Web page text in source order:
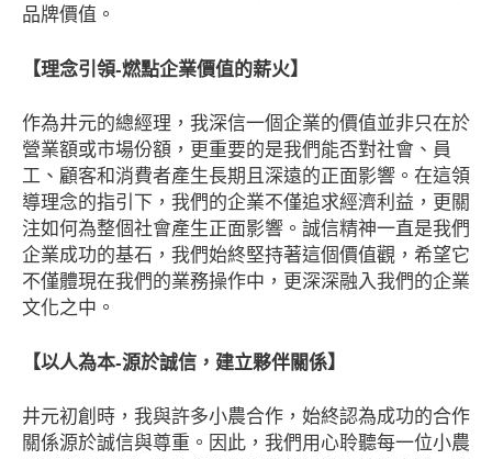
品牌價值。
【理念引領-燃點企業價值的薪火】
作為井元的總經理，我深信一個企業的價值並非只在於
營業額或市場份額，更重要的是我們能否對社會、員
工、顧客和消費者產生長期且深遠的正面影響。在這領
導理念的指引下，我們的企業不僅追求經濟利益，更關
注如何為整個社會產生正面影響。誠信精神一直是我們
企業成功的基石，我們始終堅持著這個價值觀，希望它
不僅體現在我們的業務操作中，更深深融入我們的企業
文化之中。
【以人為本-源於誠信，建立夥伴關係】
井元初創時，我與許多小農合作，始終認為成功的合作
關係源於誠信與尊重。因此，我們用心聆聽每一位小農